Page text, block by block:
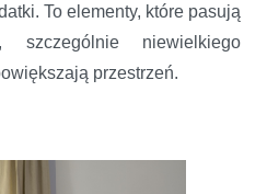
To elementy, które pasują
niewielkiego
przestrzeń.